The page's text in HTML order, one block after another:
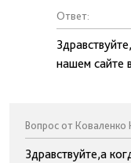
Ответ:
нашем сайте
Вопрос от Коваленко
Здравствуйте,а